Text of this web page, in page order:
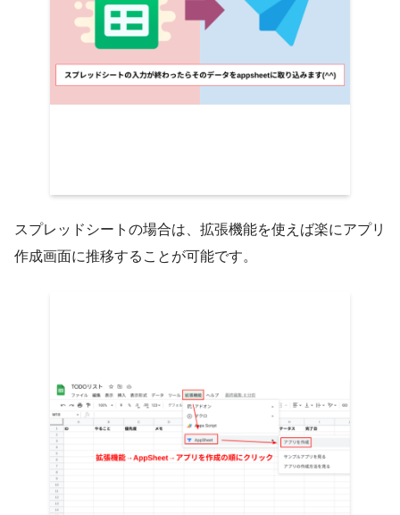
スプレッドシートの場合は、拡張機能を使えば楽にアプリ
作成画面に推移することが可能です。